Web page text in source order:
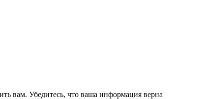
вам. Убедитесь, что ваша информация верна